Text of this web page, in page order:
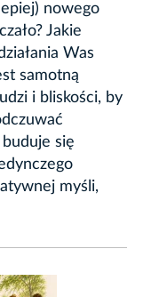
nowego
Jakie
Was
samotną
i bliskości, by
buduje się
myśli,